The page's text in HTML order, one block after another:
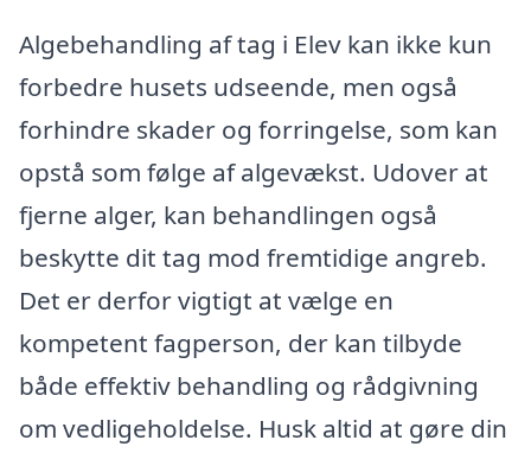
Algebehandling af tag i Elev kan ikke kun
forbedre husets udseende, men også
forhindre skader og forringelse, som kan
opstå som følge af algevækst. Udover at
fjerne alger, kan behandlingen også
beskytte dit tag mod fremtidige angreb.
Det er derfor vigtigt at vælge en
kompetent fagperson, der kan tilbyde
både effektiv behandling og rådgivning
om vedligeholdelse. Husk altid at gøre din